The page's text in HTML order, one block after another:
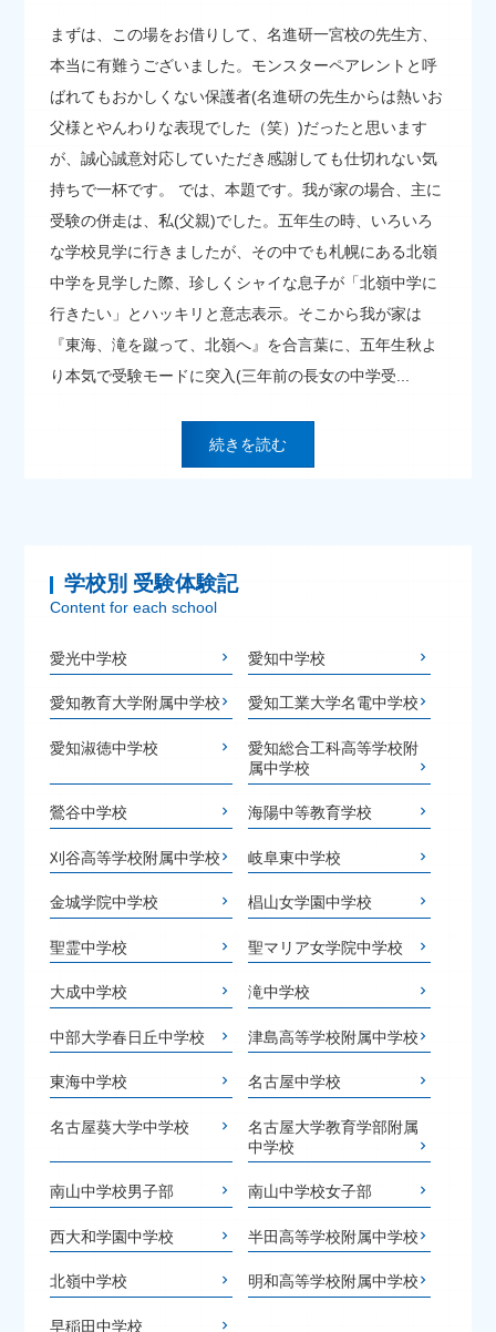
まずは、この場をお借りして、名進研一宮校の先生方、
本当に有難うございました。モンスターペアレントと呼
ばれてもおかしくない保護者(名進研の先生からは熱いお
父様とやんわりな表現でした（笑）)だったと思います
が、誠心誠意対応していただき感謝しても仕切れない気
持ちで一杯です。 では、本題です。我が家の場合、主に
受験の併走は、私(父親)でした。五年生の時、いろいろ
な学校見学に行きましたが、その中でも札幌にある北嶺
中学を見学した際、珍しくシャイな息子が「北嶺中学に
行きたい」とハッキリと意志表示。そこから我が家は
『東海、滝を蹴って、北嶺へ』を合言葉に、五年生秋よ
り本気で受験モードに突入(三年前の長女の中学受...
続きを読む
学校別 受験体験記
Content for each school
愛光中学校 愛知中学校
愛知教育大学附属中学校 愛知工業大学名電中学校
愛知淑徳中学校
愛知総合工科高等学校附
属中学校
鶯谷中学校 海陽中等教育学校
刈谷高等学校附属中学校 岐阜東中学校
金城学院中学校 椙山女学園中学校
聖霊中学校 聖マリア女学院中学校
大成中学校 滝中学校
中部大学春日丘中学校 津島高等学校附属中学校
東海中学校 名古屋中学校
名古屋葵大学中学校
名古屋大学教育学部附属
中学校
南山中学校男子部 南山中学校女子部
西大和学園中学校 半田高等学校附属中学校
北嶺中学校 明和高等学校附属中学校
早稲田中学校